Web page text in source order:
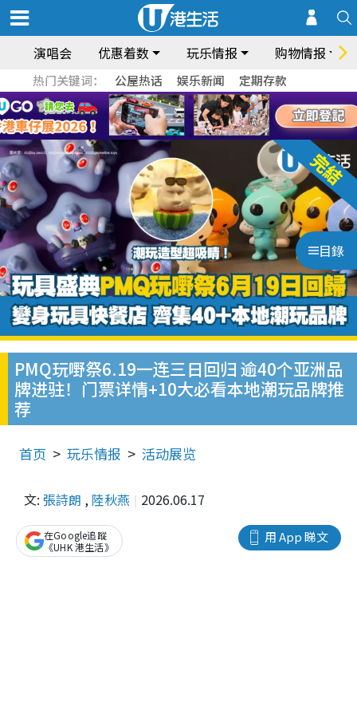
演唱会 优惠着数 玩乐情报 购物情报
热门关键词： 公屋热话 娱乐新闻 定期存款
目錄
PMQ玩嘢祭6.19一连三日回归 逾40个亚洲品
牌进驻！门票详情+10大必看本地潮玩品牌推
荐
首页 玩乐情报 活动展览
文: 張詩朗 , 陸秋燕 2026.06.17
用 App 睇文
在Google追蹤
《UHK 港生活》